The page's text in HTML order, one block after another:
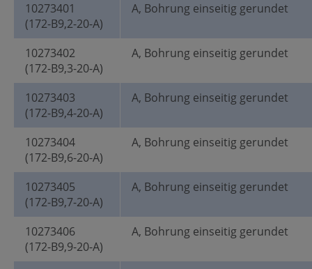
10273401
(172-B9,2-20-A)
A, Bohrung einseitig gerundet
10273402
(172-B9,3-20-A)
A, Bohrung einseitig gerundet
10273403
(172-B9,4-20-A)
A, Bohrung einseitig gerundet
10273404
(172-B9,6-20-A)
A, Bohrung einseitig gerundet
10273405
(172-B9,7-20-A)
A, Bohrung einseitig gerundet
10273406
(172-B9,9-20-A)
A, Bohrung einseitig gerundet